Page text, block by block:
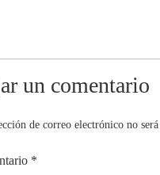
un comentario
de correo electrónico no
*